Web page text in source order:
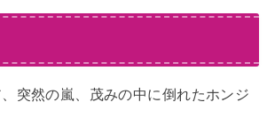
突然の嵐、茂みの中に倒れたホンジ